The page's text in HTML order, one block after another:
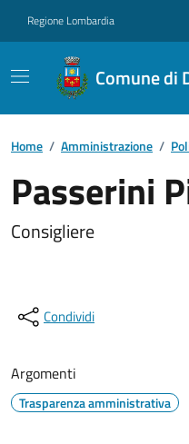
Regione Lombardia
Comune di
Home / Amministrazione /
Passerini
Consigliere
Condividi
Argomenti
Trasparenza amministrativa